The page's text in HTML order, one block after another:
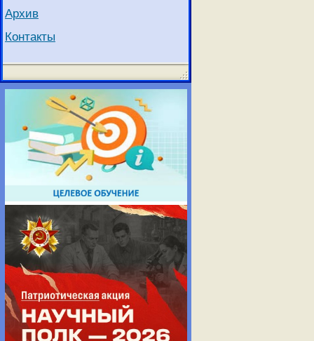
Архив
Контакты